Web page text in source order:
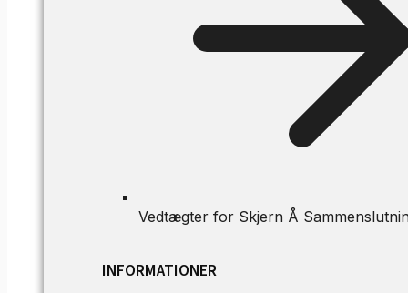
Vedtægter for Skjern Å
INFORMATIONER